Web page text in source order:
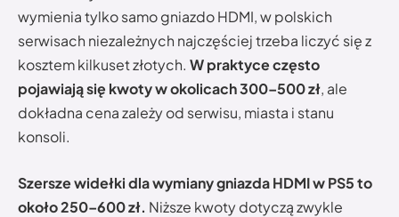
wymienia tylko samo gniazdo HDMI, w polskich
serwisach niezależnych najczęściej trzeba liczyć się z
kosztem kilkuset złotych. W praktyce często
pojawiają się kwoty w okolicach 300–500 zł, ale
dokładna cena zależy od serwisu, miasta i stanu
konsoli.
Szersze widełki dla wymiany gniazda HDMI w PS5 to
około 250–600 zł. Niższe kwoty dotyczą zwykle